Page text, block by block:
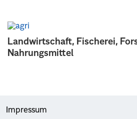
Landwirtschaft, Fischerei,
Nahrungsmittel
Impressum